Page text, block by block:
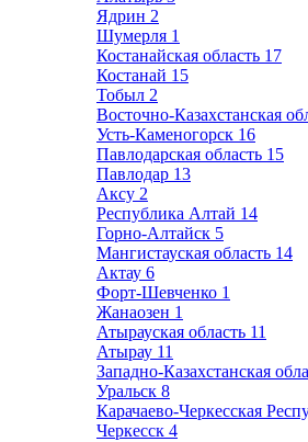
Ядрин 2
Шумерля 1
Костанайская область 17
Костанай 15
Тобыл 2
Восточно-Казахстанская
Усть-Каменогорск 16
Павлодарская область 15
Павлодар 13
Аксу 2
Республика Алтай 14
Горно-Алтайск 5
Мангистауская область 14
Актау 6
Форт-Шевченко 1
Жанаозен 1
Атырауская область 11
Атырау 11
Западно-Казахстанская
Уральск 8
Карачаево-Черкесская
Черкесск 4